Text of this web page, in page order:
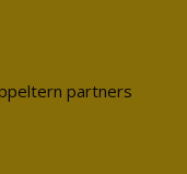
partners